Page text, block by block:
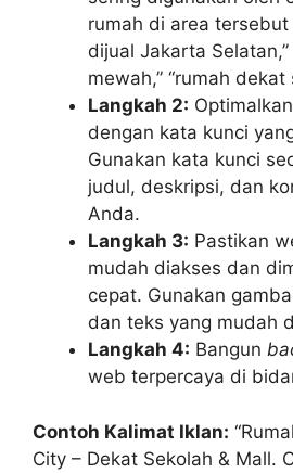
rumah di area tersebut
dijual Jakarta
mewah,” “rumah dekat
Langkah 2:
dengan kata kunci
Gunakan kata kunci
judul, deskripsi, dan
Anda.
Langkah 3: Pastikan
mudah diakses dan
cepat. Gunakan
dan teks yang mudah
Langkah 4: Bangun
web terpercaya di
Contoh Kalimat Iklan:
City – Dekat Sekolah & Mall.